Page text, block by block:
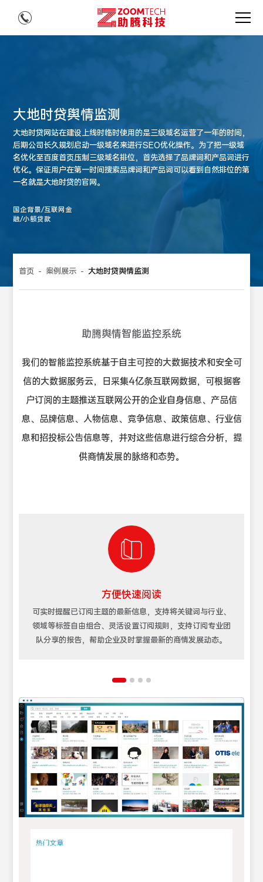
大地时贷舆情监测
大地时贷网站在建设上线时临时使用的是三级域名运营了一年的时间，
后期公司长久规划启动一级域名来进行SEO优化操作。为了把一级域
名优化至百度首页压制三级域名排位，首先选择了品牌词和产品词进行
优化。保证用户在第一时间搜索品牌词和产品词可以看到自然排位的第
一名就是大地时贷的官网。
国企背景/互联网金
融/小额贷款
首页 - 案例展示 - 大地时贷舆情监测
助腾舆情智能监控系统
我们的智能监控系统基于自主可控的大数据技术和安全可
信的大数据服务云，日采集4亿条互联网数据，可根据客
户订阅的主题推送互联网公开的企业自身信息、产品信
息、品牌信息、人物信息、竞争信息、政策信息、行业信
息和招投标公告信息等，并对这些信息进行综合分析，提
供商情发展的脉络和态势。
方便快速阅读
可实时提醒已订阅主题的最新信息，支持将关键词与行业、
领域等标签自由组合、灵活设置订阅规则，支持订阅专业团
队分享的报告，帮助企业及时掌握最新的商情发展动态。